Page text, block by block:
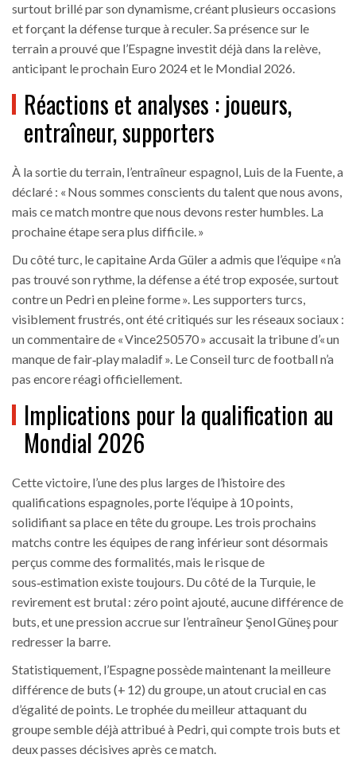
surtout brillé par son dynamisme, créant plusieurs occasions
et forçant la défense turque à reculer. Sa présence sur le
terrain a prouvé que l’Espagne investit déjà dans la relève,
anticipant le prochain Euro 2024 et le Mondial 2026.
Réactions et analyses : joueurs,
entraîneur, supporters
À la sortie du terrain, l’entraîneur espagnol, Luis de la Fuente, a
déclaré : « Nous sommes conscients du talent que nous avons,
mais ce match montre que nous devons rester humbles. La
prochaine étape sera plus difficile. »
Du côté turc, le capitaineArda Gülera admis que l’équipe « n’a
pas trouvé son rythme, la défense a été trop exposée, surtout
contre un Pedri en pleine forme ». Les supporters turcs,
visiblement frustrés, ont été critiqués sur les réseaux sociaux :
un commentaire de « Vince250570 » accusait la tribune d’« un
manque de fair‑play maladif ». Le Conseil turc de football n’a
pas encore réagi officiellement.
Implications pour la qualification au
Mondial 2026
Cette victoire, l’une des plus larges de l’histoire des
qualifications espagnoles, porte l’équipe à 10 points,
solidifiant sa place en tête du groupe. Les trois prochains
matchs contre les équipes de rang inférieur sont désormais
perçus comme des formalités, mais le risque de
sous‑estimation existe toujours. Du côté de la Turquie, le
revirement est brutal : zéro point ajouté, aucune différence de
buts, et une pression accrue sur l’entraîneur Şenol Güneşpour
redresser la barre.
Statistiquement, l’Espagne possède maintenant la meilleure
différence de buts (+ 12) du groupe, un atout crucial en cas
d’égalité de points. Le trophée du meilleur attaquant du
groupe semble déjà attribué à Pedri, qui compte trois buts et
deux passes décisives après ce match.